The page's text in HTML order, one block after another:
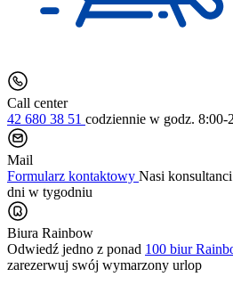
Call center
42 680 38 51 codziennie w godz. 8:00-
Mail
Formularz kontaktowy Nasi
dni w tygodniu
Biura Rainbow
Odwiedź jedno z ponad 100 biur
zarezerwuj swój wymarzony urlop